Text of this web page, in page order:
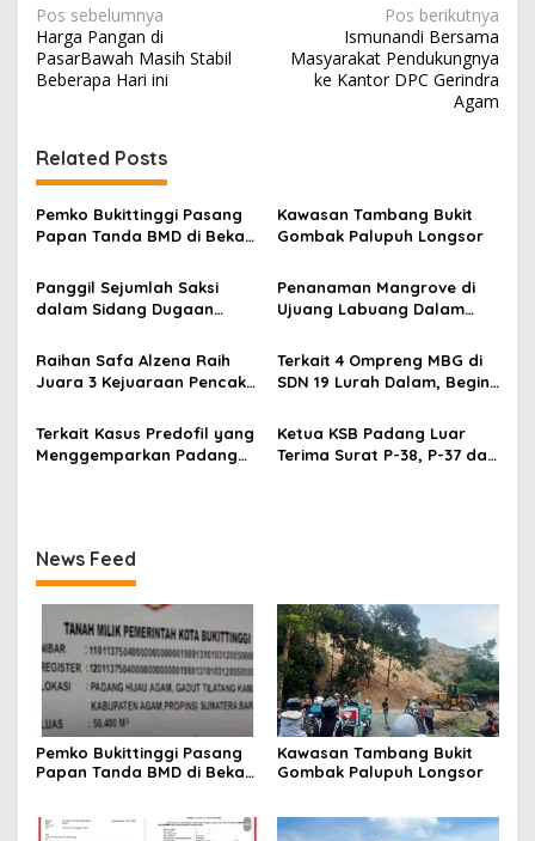
N
a
v
g
a
s
i
p
o
s
Pos sebelumnya
Harga Pangan di
PasarBawah Masih Stabil
Beberapa Hari ini
Pos berikutnya
Ismunandi Bersama
Masyarakat Pendukungnya
ke Kantor DPC Gerindra
Agam
Related Posts
Pemko Bukittinggi Pasang
Papan Tanda BMD di Bekas
Kawasan Tambang Bukit
Gombak Palupuh Longsor
Panggil Sejumlah Saksi
dalam Sidang Dugaan
Terdakwa Haji DS
Penanaman Mangrove di
Ujuang Labuang Dalam
Sedunia
Raihan Safa Alzena Raih
Juara 3 Kejuaraan Pencak
Sumatera Barat
Terkait 4 Ompreng MBG di
SDN 19 Lurah Dalam, Begini
Terkait Kasus Predofil yang
Menggemparkan Padang
Ketua KSB Padang Luar
Terima Surat P-38, P-37 dari
News Feed
Pemko Bukittinggi Pasang
Papan Tanda BMD di Bekas
Kawasan Tambang Bukit
Gombak Palupuh Longsor